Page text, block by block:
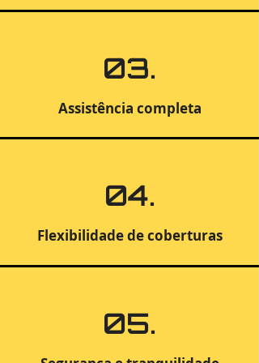
03.
Assistência completa
04.
Flexibilidade de coberturas
05.